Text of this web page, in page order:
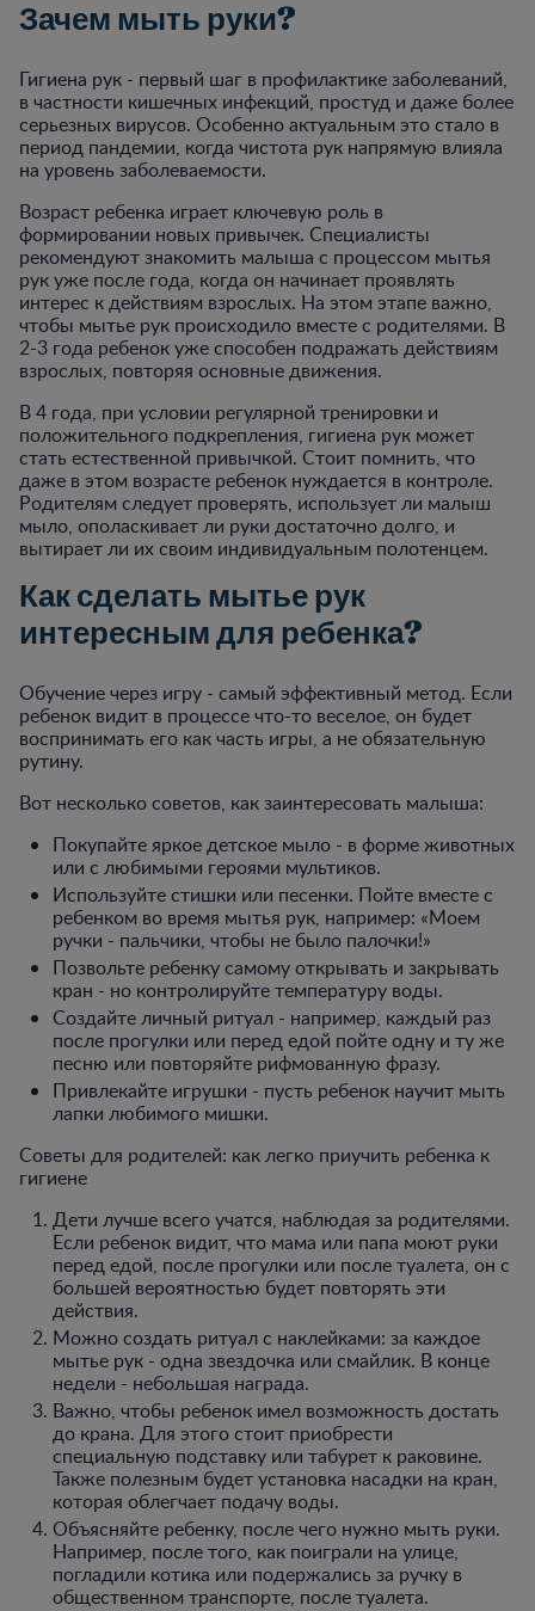
Зачем мыть руки?
Гигиена рук - первый шаг в профилактике заболеваний,
в частности кишечных инфекций, простуд и даже более
серьезных вирусов. Особенно актуальным это стало в
период пандемии, когда чистота рук напрямую влияла
на уровень заболеваемости.
Возраст ребенка играет ключевую роль в
формировании новых привычек. Специалисты
рекомендуют знакомить малыша с процессом мытья
рук уже после года, когда он начинает проявлять
интерес к действиям взрослых. На этом этапе важно,
чтобы мытье рук происходило вместе с родителями. В
2-3 года ребенок уже способен подражать действиям
взрослых, повторяя основные движения.
В 4 года, при условии регулярной тренировки и
положительного подкрепления, гигиена рук может
стать естественной привычкой. Стоит помнить, что
даже в этом возрасте ребенок нуждается в контроле.
Родителям следует проверять, использует ли малыш
мыло, ополаскивает ли руки достаточно долго, и
вытирает ли их своим индивидуальным полотенцем.
Как сделать мытье рук
интересным для ребенка?
Обучение через игру - самый эффективный метод. Если
ребенок видит в процессе что-то веселое, он будет
воспринимать его как часть игры, а не обязательную
рутину.
Вот несколько советов, как заинтересовать малыша:
Покупайте яркое детское мыло - в форме животных
или с любимыми героями мультиков.
Используйте стишки или песенки. Пойте вместе с
ребенком во время мытья рук, например: «Моем
ручки - пальчики, чтобы не было палочки!»
Позвольте ребенку самому открывать и закрывать
кран - но контролируйте температуру воды.
Создайте личный ритуал - например, каждый раз
после прогулки или перед едой пойте одну и ту же
песню или повторяйте рифмованную фразу.
Привлекайте игрушки - пусть ребенок научит мыть
лапки любимого мишки.
Советы для родителей: как легко приучить ребенка к
гигиене
Дети лучше всего учатся, наблюдая за родителями.
Если ребенок видит, что мама или папа моют руки
перед едой, после прогулки или после туалета, он с
большей вероятностью будет повторять эти
действия.
Можно создать ритуал с наклейками: за каждое
мытье рук - одна звездочка или смайлик. В конце
недели - небольшая награда.
Важно, чтобы ребенок имел возможность достать
до крана. Для этого стоит приобрести
специальную подставку или табурет к раковине.
Также полезным будет установка насадки на кран,
которая облегчает подачу воды.
Объясняйте ребенку, после чего нужно мыть руки.
Например, после того, как поиграли на улице,
погладили котика или подержались за ручку в
общественном транспорте, после туалета.